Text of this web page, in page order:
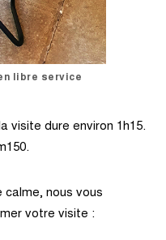
libre service
visite dure environ 1h15.
calme, nous vous
votre visite :